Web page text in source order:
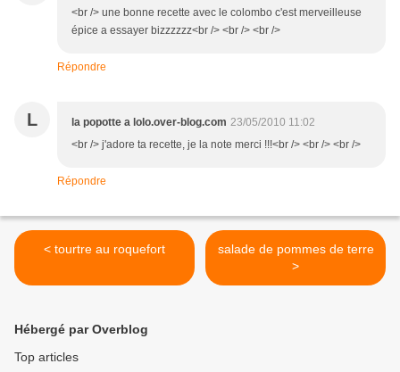
<br /> une bonne recette avec le colombo c'est merveilleuse
épice a essayer bizzzzzz<br /> <br /> <br />
Répondre
L la popotte a lolo.over-blog.com 23/05/2010 11:02
<br /> j'adore ta recette, je la note merci !!!<br /> <br /> <br />
Répondre
< tourtre au roquefort
salade de pommes de terre
>
Hébergé par Overblog
Top articles